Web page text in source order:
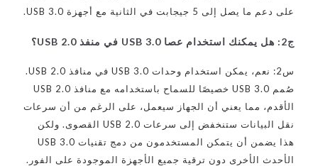
على دعم ما يصل إلى 5 جيجابت في الثانية مع أجهزة USB 3.0.
ج2: هل يمكنك استخدام عصا USB 3.0 في منفذ USB 2.0؟
س2: نعم، يمكن استخدام وحدات USB 3.0 في منافذ USB 2.0.
صُمم USB 3.0 خصيصًا للسماح باستخدامه مع منافذ USB 2.0
الأقدم، مما يعني أن الجهاز سيعمل، على الرغم من أن سرعات
نقل البيانات ستنخفض إلى سرعات USB 2.0 القصوى. ولكن
هذا يضمن أن يتمكن المستخدمون من دمج تقنيات USB 3.0
الأحدث الأخرى دون ترقية جميع الأجهزة الموجودة على الفور.